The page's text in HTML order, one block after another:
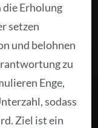
Erholung
setzen
und belohnen
zu
Enge,
sodass
Ziel ist ein